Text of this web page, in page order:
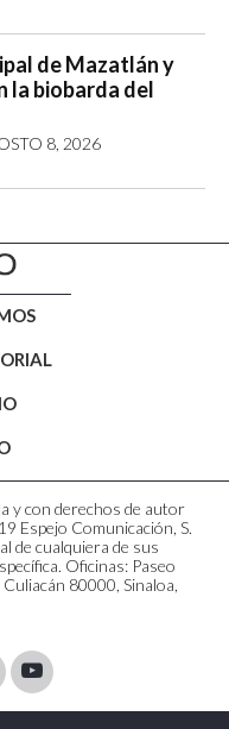
de Mazatlán y
la biobarda del
8, 2026
y con derechos de autor
Espejo Comunicación, S.
de cualquiera de sus
Oficinas: Paseo
80000, Sinaloa,